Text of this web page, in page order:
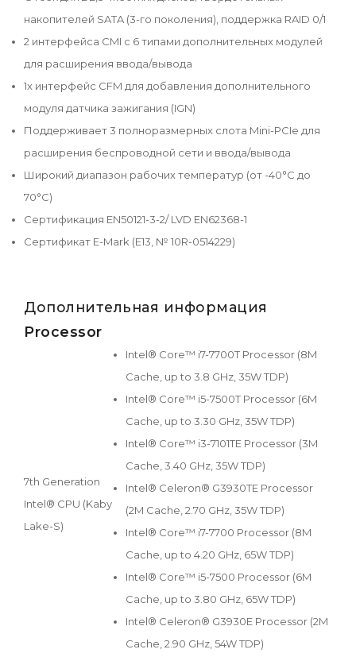
накопителей SATA (3-го поколения), поддержка RAID 0/1
2 интерфейса CMI с 6 типами дополнительных модулей
для расширения ввода/вывода
1x интерфейс CFM для добавления дополнительного
модуля датчика зажигания (IGN)
Поддерживает 3 полноразмерных слота Mini-PCIe для
расширения беспроводной сети и ввода/вывода
Широкий диапазон рабочих температур (от -40°C до
70°C)
Сертификация EN50121-3-2/ LVD EN62368-1
Сертификат E-Mark (E13, № 10R-0514229)
Дополнительная информация
Processor
7th Generation
Intel® CPU (Kaby
Lake-S)
Intel® Core™ i7-7700T Processor (8M
Cache, up to 3.8 GHz, 35W TDP)
Intel® Core™ i5-7500T Processor (6M
Cache, up to 3.30 GHz, 35W TDP)
Intel® Core™ i3-7101TE Processor (3M
Cache, 3.40 GHz, 35W TDP)
Intel® Celeron® G3930TE Processor
(2M Cache, 2.70 GHz, 35W TDP)
Intel® Core™ i7-7700 Processor (8M
Cache, up to 4.20 GHz, 65W TDP)
Intel® Core™ i5-7500 Processor (6M
Cache, up to 3.80 GHz, 65W TDP)
Intel® Celeron® G3930E Processor (2M
Cache, 2.90 GHz, 54W TDP)